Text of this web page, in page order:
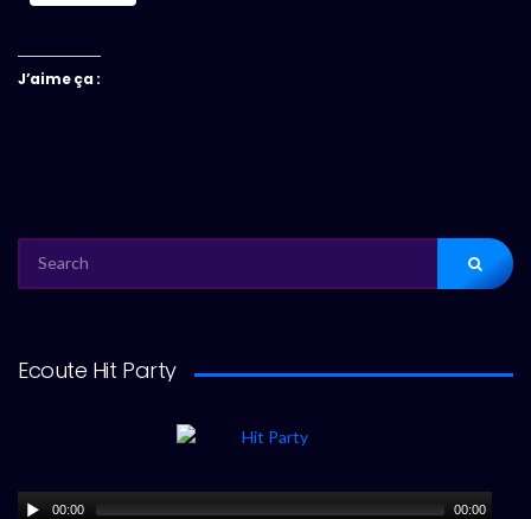
J’aime ça :
FOR:
Ecoute Hit Party
00:00 00:00